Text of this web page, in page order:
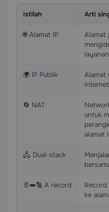
Istilah Arti
🌐 Alamat IP
Alamat
🌍 IP Publik
Alamat
🔄 NAT
untuk
alamat
🖧 Dual-stack
📄➡️🔢 A record
ke